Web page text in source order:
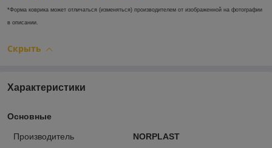
*Форма коврика может отличаться (изменяться) производителем от изображенной на фотографии
в описании.
Скрыть
Характеристики
Основные
Производитель
NORPLAST